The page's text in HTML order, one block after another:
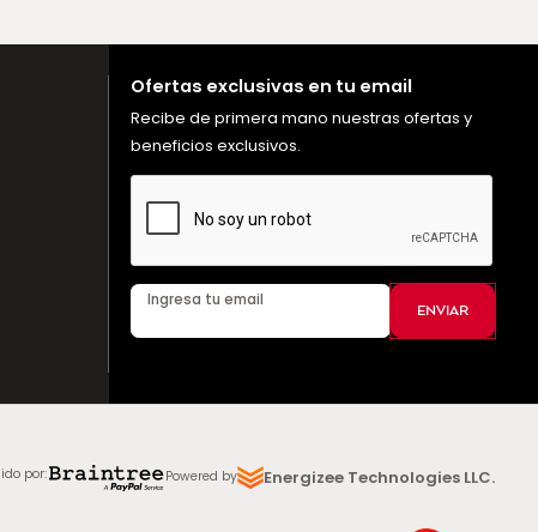
Ofertas exclusivas en tu email
Recibe de primera mano nuestras ofertas y
beneficios exclusivos.
Ingresa tu email
ENVIAR
por: Powered by Energizee Technologies LLC.